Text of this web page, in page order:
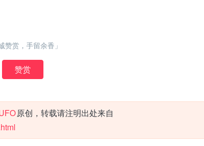
赞赏，手留余香」
赞赏
原创，转载请注明出处来自